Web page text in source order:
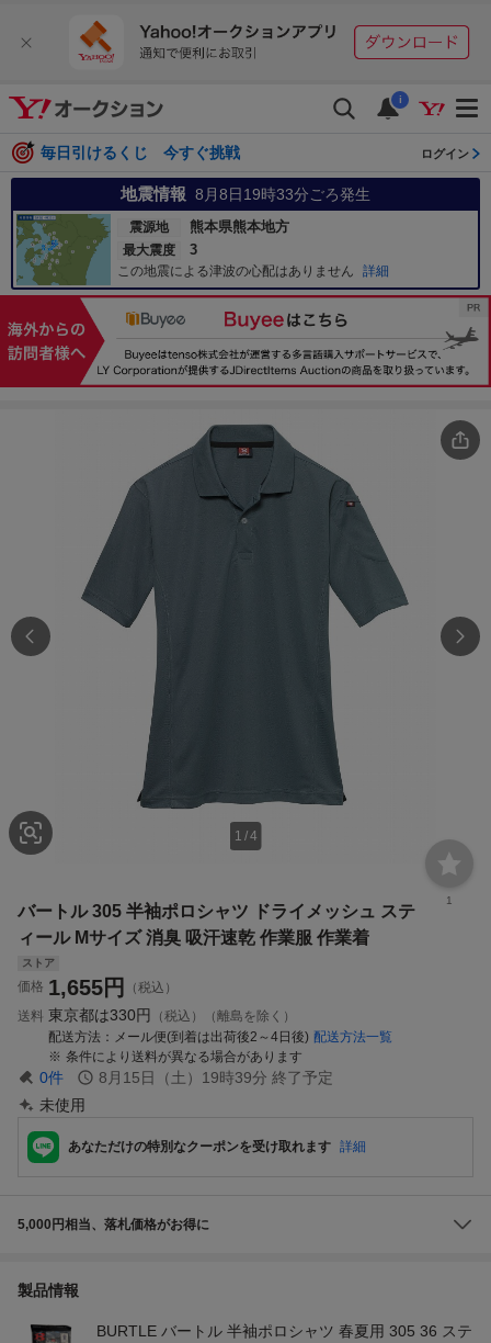
i
毎日引けるくじ 今すぐ挑戦 ログイン
地震情報 8月8日19時33分ごろ発生
震源地 熊本県熊本地方
最大震度 3
この地震による津波の心配はありません 詳細
1 /4
1
バートル 305 半袖ポロシャツ ドライメッシュ ステ
ィール Mサイズ 消臭 吸汗速乾 作業服 作業着
ストア
価格 1,655円
（税込）
送料 東京都は330円
（税込）（離島を除く）
配送方法
メール便(到着は出荷後2～4日後) 配送方法一覧
条件により送料が異なる場合があります
0件 8月15日（土）19時39分 終了予定
未使用
あなただけの特別なクーポンを受け取れます 詳細
5,000円相当、落札価格がお得に
製品情報
BURTLE バートル 半袖ポロシャツ 春夏用 305 36 ステ